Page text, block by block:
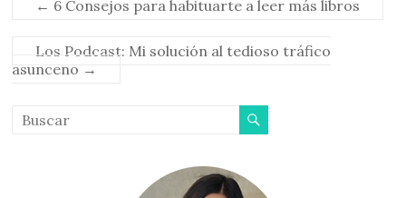
← 6 Consejos para habituarte a leer más libros
Los Podcast: Mi solución al tedioso tráfico
asunceno →